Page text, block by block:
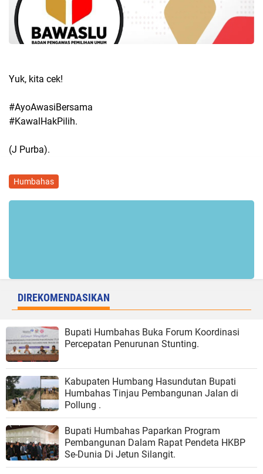
Yuk, kita cek!
#AyoAwasiBersama
#KawalHakPilih.
(J Purba).
Humbahas
DIREKOMENDASIKAN
Bupati Humbahas Buka Forum Koordinasi
Percepatan Penurunan Stunting.
Kabupaten Humbang Hasundutan Bupati
Humbahas Tinjau Pembangunan Jalan di
Pollung .
Bupati Humbahas Paparkan Program
Pembangunan Dalam Rapat Pendeta HKBP
Se-Dunia Di Jetun Silangit.